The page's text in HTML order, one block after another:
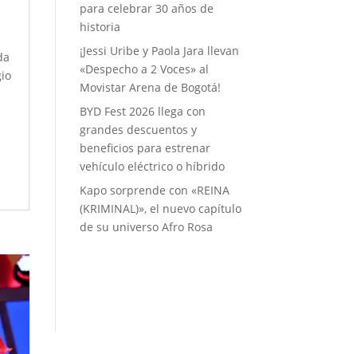
para celebrar 30 años de
historia
¡Jessi Uribe y Paola Jara llevan
«Despecho a 2 Voces» al
Movistar Arena de Bogotá!
BYD Fest 2026 llega con
grandes descuentos y
beneficios para estrenar
vehículo eléctrico o híbrido
Kapo sorprende con «REINA
(KRIMINAL)», el nuevo capítulo
de su universo Afro Rosa